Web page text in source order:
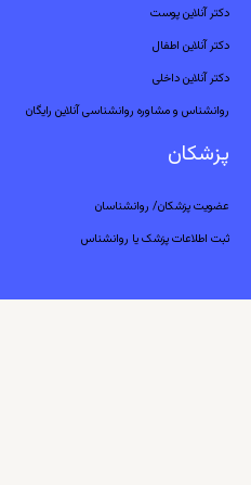
دکتر آنلاین پوست
دکتر آنلاین اطفال
دکتر آنلاین داخلی
روانشناس و مشاوره روانشناسی آنلاین رایگان
پزشکان
عضویت پزشکان/ روانشناسان
ثبت اطلاعات پزشک یا روانشناس